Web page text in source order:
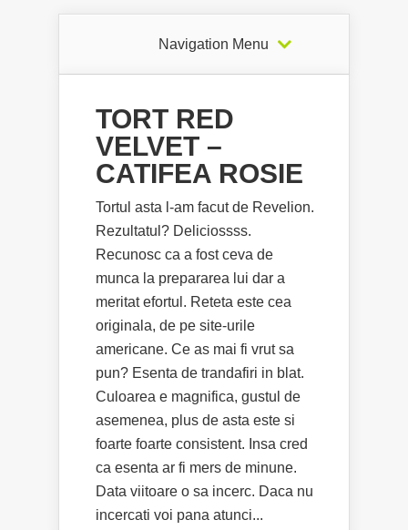
Navigation Menu
TORT RED
VELVET –
CATIFEA ROSIE
Tortul asta l-am facut de Revelion.
Rezultatul? Deliciossss.
Recunosc ca a fost ceva de
munca la prepararea lui dar a
meritat efortul. Reteta este cea
originala, de pe site-urile
americane. Ce as mai fi vrut sa
pun? Esenta de trandafiri in blat.
Culoarea e magnifica, gustul de
asemenea, plus de asta este si
foarte foarte consistent. Insa cred
ca esenta ar fi mers de minune.
Data viitoare o sa incerc. Daca nu
incercati voi pana atunci...